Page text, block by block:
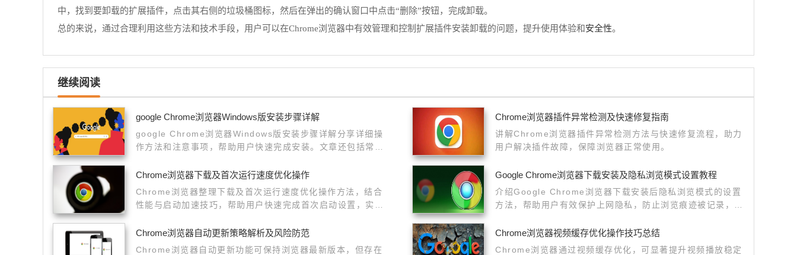
中，找到要卸载的扩展插件，点击其右侧的垃圾桶图标，然后在弹出的确认窗口中点击“删除”按钮，完成卸载。
总的来说，通过合理利用这些方法和技术手段，用户可以在Chrome浏览器中有效管理和控制扩展插件安装卸载的问题，提升使用体验和安全性。
继续阅读
google Chrome浏览器Windows版安装步骤详解
google Chrome浏览器Windows版安装步骤详解分享详细操
作方法和注意事项，帮助用户快速完成安装。文章还包括常见
用体验。
Chrome浏览器插件异常检测及快速修复指南
讲解Chrome浏览器插件异常检测方法与快速修复流程，助力
用户解决插件故障，保障浏览器正常使用。
Chrome浏览器下载及首次运行速度优化操作
Chrome浏览器整理下载及首次运行速度优化操作方法，结合
性能与启动加速技巧，帮助用户快速完成首次启动设置，实现
Google Chrome浏览器下载安装及隐私浏览模式设置教程
介绍Google Chrome浏览器下载安装后隐私浏览模式的设置
方法，帮助用户有效保护上网隐私，防止浏览痕迹被记录，提
Chrome浏览器自动更新策略解析及风险防范
Chrome浏览器自动更新功能可保持浏览器最新版本，但存在
Chrome浏览器视频缓存优化操作技巧总结
Chrome浏览器通过视频缓存优化，可显著提升视频播放稳定